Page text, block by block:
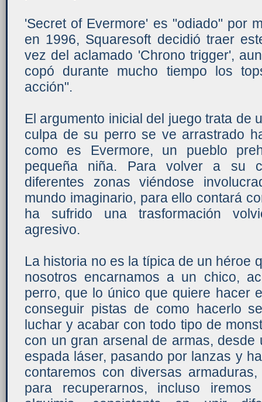
'Secret of Evermore' es "odiado" por
en 1996, Squaresoft decidió traer
vez del aclamado 'Chrono trigger',
copó durante mucho tiempo los
acción".
El argumento inicial del juego trata de
culpa de su perro se ve arrastrado
como es Evermore, un pueblo
pequeña niña. Para volver a su
diferentes zonas viéndose
mundo imaginario, para ello contará
ha sufrido una trasformación
agresivo.
La historia no es la típica de un héroe
nosotros encarnamos a un chico,
perro, que lo único que quiere hacer
conseguir pistas de como hacerlo
luchar y acabar con todo tipo de
con un gran arsenal de armas, desde
espada láser, pasando por lanzas y
contaremos con diversas
para recuperarnos, incluso iremos